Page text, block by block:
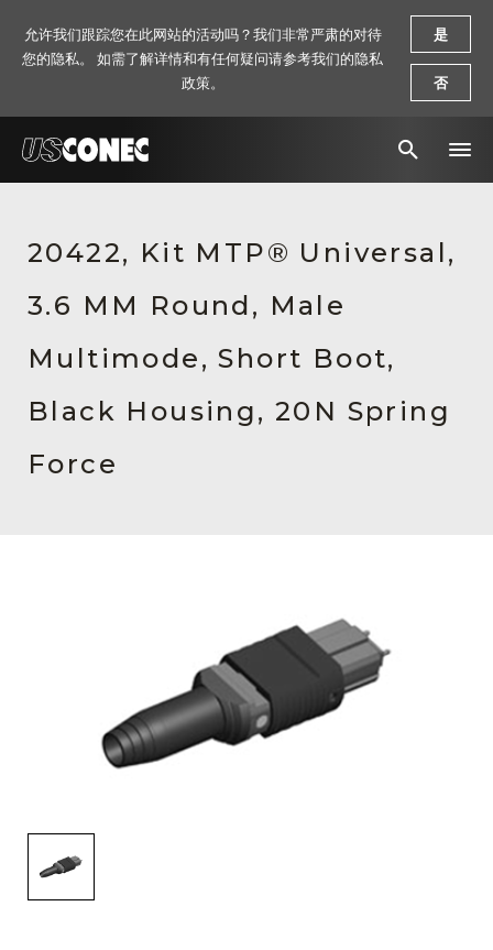
解决方案
产品
资源
关于我们
20422, Kit MTP® Universal,
3.6 MM Round, Male
Multimode, Short Boot,
Black Housing, 20N Spring
Force
允许我们跟踪您在此网站的活动吗？我们非常严肃的对待
您的隐私。 如需了解详情和有任何疑问请参考我们的隐私
政策。
是
否